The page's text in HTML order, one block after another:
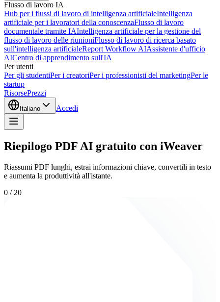
Flusso di lavoro IA
Hub per i flussi di lavoro di intelligenza artificialeIntelligenza
artificiale per i lavoratori della conoscenzaFlusso di lavoro
documentale tramite IAIntelligenza artificiale per la gestione del
flusso di lavoro delle riunioniFlusso di lavoro di ricerca basato
sull'intelligenza artificialeReport Workflow AIAssistente d'ufficio
AICentro di apprendimento sull'IA
Per utenti
Per gli studentiPer i creatoriPer i professionisti del marketingPer le
startup
RisorsePrezzi
Italiano Accedi
Riepilogo PDF AI gratuito con iWeaver
Riassumi PDF lunghi, estrai informazioni chiave, convertili in testo
e aumenta la produttività all'istante.
0 / 20